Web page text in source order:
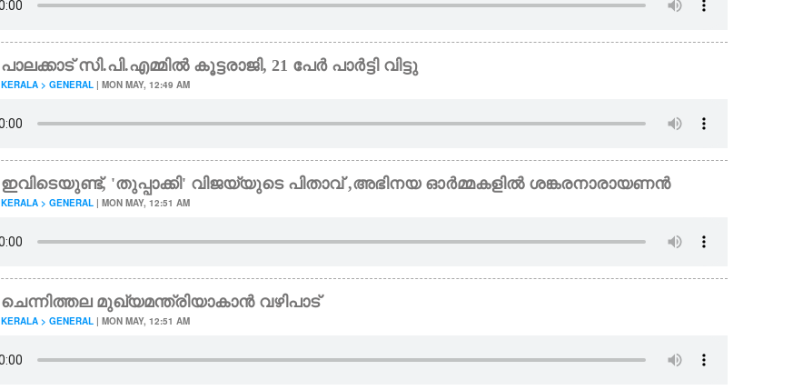
പാലക്കാട് സി.പി.എമ്മിൽ കൂട്ടരാജി, 21 പേർ പാർട്ടി വിട്ടു
KERALA > GENERAL| MON MAY, 12:49 AM
ഇവിടെയുണ്ട്, 'തുപ്പാക്കി' വിജയ്‌‌യുടെ പിതാവ് ,​ അഭിനയ ഓർമ്മകളിൽ ശങ്കരനാരായണൻ
KERALA > GENERAL| MON MAY, 12:51 AM
ചെന്നിത്തല മുഖ്യമന്ത്രിയാകാൻ വഴിപാട്
KERALA > GENERAL| MON MAY, 12:51 AM